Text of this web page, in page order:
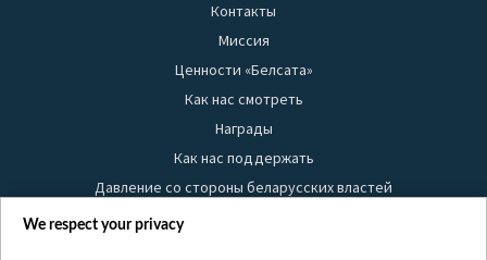
Контакты
Миссия
Ценности «Белсата»
Как нас смотреть
Награды
Как нас поддержать
Давление со стороны беларусских властей
Правила использования материалов
We respect your privacy